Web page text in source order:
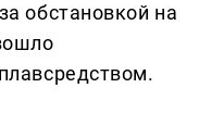
обстановкой на